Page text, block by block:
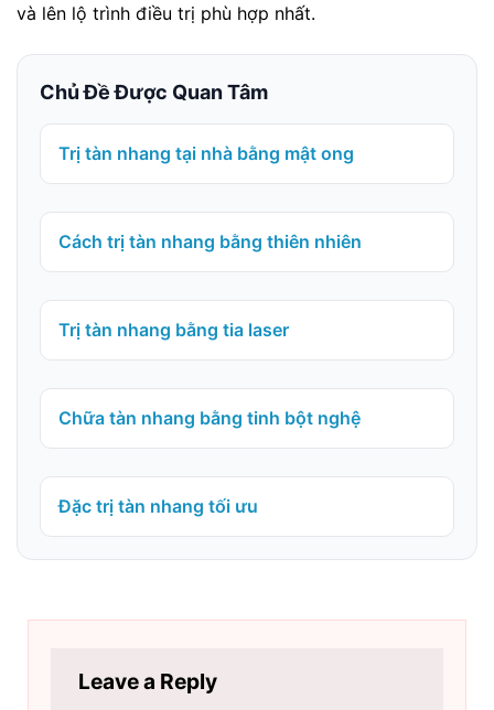
và lên lộ trình điều trị phù hợp nhất.
Chủ Đề Được Quan Tâm
Trị tàn nhang tại nhà bằng mật ong
Cách trị tàn nhang bằng thiên nhiên
Trị tàn nhang bằng tia laser
Chữa tàn nhang bằng tinh bột nghệ
Đặc trị tàn nhang tối ưu
Leave a Reply